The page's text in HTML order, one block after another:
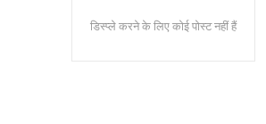
डिस्प्ले करने के लिए कोई पोस्ट नहीं हैं